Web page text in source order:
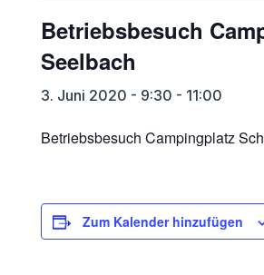
Betriebsbesuch
Seelbach
3. Juni 2020 - 9:30 - 11:00
Betriebsbesuch Campingplatz
Zum Kalender hinzufügen